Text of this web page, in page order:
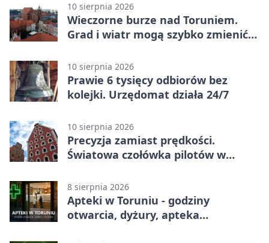
10 sierpnia 2026
Wieczorne burze nad Toruniem.
Grad i wiatr mogą szybko zmienić
10 sierpnia 2026
Prawie 6 tysięcy odbiorów bez
kolejki. Urzędomat działa 24/7
10 sierpnia 2026
Precyzja zamiast prędkości.
Światowa czołówka pilotów w
8 sierpnia 2026
Apteki w Toruniu - godziny
otwarcia, dyżury, apteka